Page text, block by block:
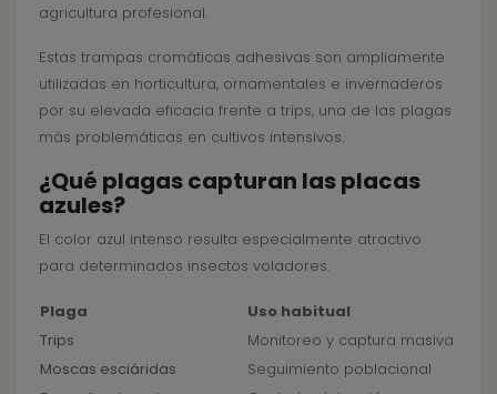
agricultura profesional.
Estas trampas cromáticas adhesivas son ampliamente
utilizadas en horticultura, ornamentales e invernaderos
por su elevada eficacia frente a trips, una de las plagas
más problemáticas en cultivos intensivos.
¿Qué plagas capturan las placas
azules?
El color azul intenso resulta especialmente atractivo
para determinados insectos voladores.
Plaga
Uso habitual
Trips
Monitoreo y captura masiva
Moscas esciáridas
Seguimiento poblacional